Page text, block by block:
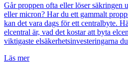
Går proppen ofta eller löser säkringen
eller micron? Har du ett gammalt
kan det vara dags för ett centralbyte.
elcentral är, vad det kostar att byta
viktigaste elsäkerhetsinvesteringarna
Läs mer